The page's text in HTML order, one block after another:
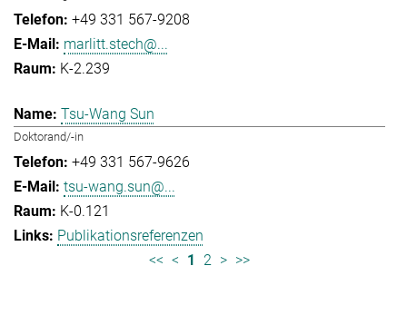
+49 331 567-9208
marlitt.stech@...
K-2.239
Tsu-Wang Sun
Doktorand/-in
+49 331 567-9626
tsu-wang.sun@...
K-0.121
Publikationsreferenzen
<< < 1 2 > >>